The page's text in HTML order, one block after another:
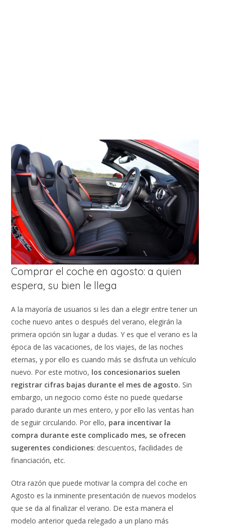
Comprar el coche en agosto: a quien
espera, su bien le llega
A la mayoría de usuarios si les dan a elegir entre tener un
coche nuevo antes o después del verano, elegirán la
primera opción sin lugar a dudas. Y es que el verano es la
época de las vacaciones, de los viajes, de las noches
eternas, y por ello es cuando más se disfruta un vehículo
nuevo. Por este motivo, los concesionarios suelen
registrar cifras bajas durante el mes de agosto. Sin
embargo, un negocio como éste no puede quedarse
parado durante un mes entero, y por ello las ventas han
de seguir circulando. Por ello, para incentivar la
compra durante este complicado mes, se ofrecen
sugerentes condiciones: descuentos, facilidades de
financiación, etc.
Otra razón que puede motivar la compra del coche en
Agosto es la inminente presentación de nuevos modelos
que se da al finalizar el verano. De esta manera el
modelo anterior queda relegado a un plano más